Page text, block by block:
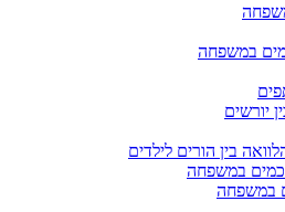
במשפחה
יורשים
בין הורים לילדים
במשפחה
במשפחה